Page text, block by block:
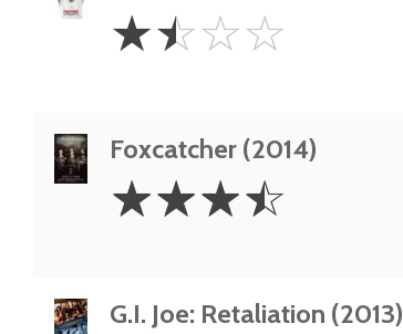
1.5
Stars
☆☆☆☆
Foxcatcher (2014)
3.5
Stars
☆☆☆☆
G.I. Joe: Retaliation (2013)